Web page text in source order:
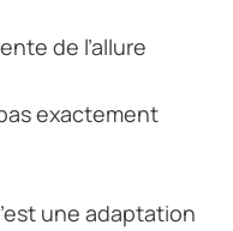
de l’allure
exactement
une adaptation